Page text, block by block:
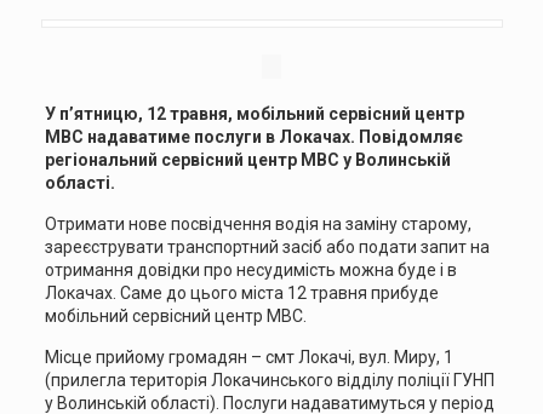
У п’ятницю, 12 травня, мобільний сервісний центр
МВС надаватиме послуги в Локачах. Повідомляє
регіональний сервісний центр МВС у Волинській
області.
Отримати нове посвідчення водія на заміну старому,
зареєструвати транспортний засіб або подати запит на
отримання довідки про несудимість можна буде і в
Локачах. Саме до цього міста 12 травня прибуде
мобільний сервісний центр МВС.
Місце прийому громадян – смт Локачі, вул. Миру, 1
(прилегла територія Локачинського відділу поліції ГУНП
у Волинській області). Послуги надаватимуться у період